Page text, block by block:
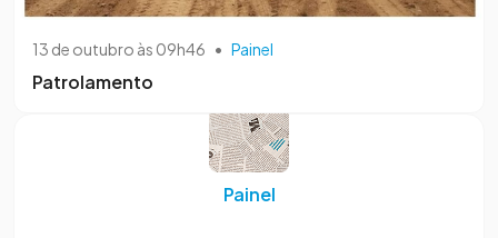
13 de outubro às 09h46 • Painel
Patrolamento
Painel